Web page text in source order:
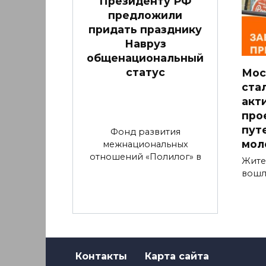
предложили
придать празднику
Навруз
общенациональный
статус
Фонд развития
межнациональных
отношений «Полилог» в
Контакты Карта сайта